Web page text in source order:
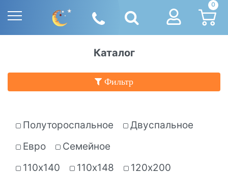
0
Каталог
Фильтр
Полутороспальное
Двуспальное
Евро
Семейное
110х140
110х148
120х200